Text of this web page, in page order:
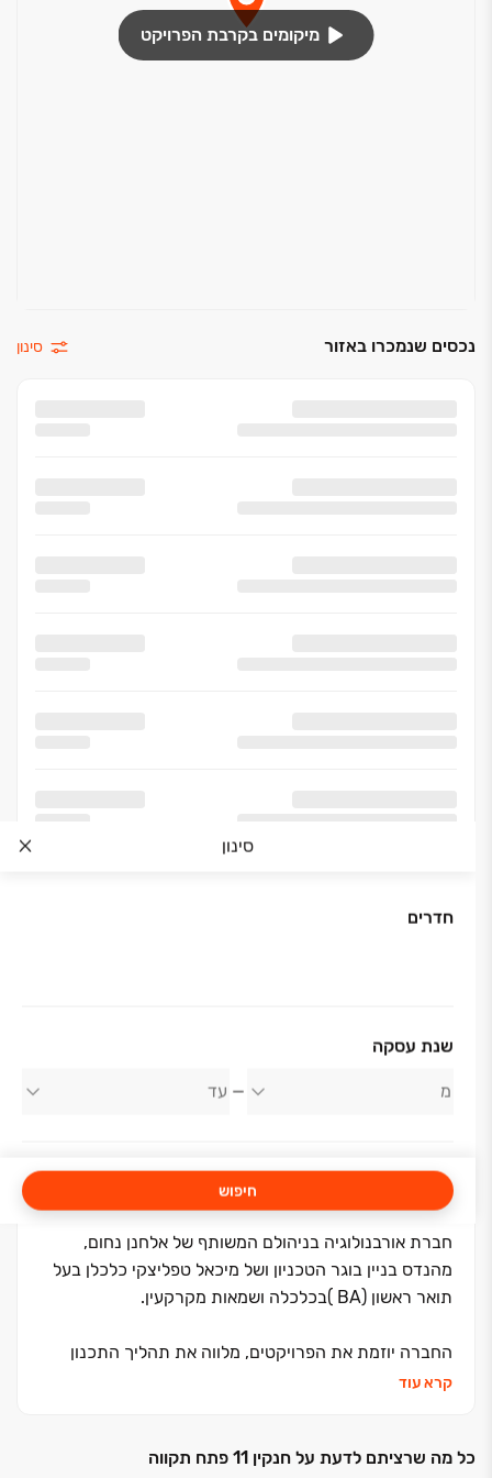
מיקומים בקרבת הפרויקט
נכסים שנמכרו באזור סינון
סינון
חדרים
שנת עסקה
חיפוש
אודות החברה
חברת אורבנולוגיה בע"מ
חברת אורבנולוגיה בניהולם המשותף של אלחנן נחום,
מהנדס בניין בוגר הטכניון ושל מיכאל טפליצקי כלכלן בעל
תואר ראשון (BA )בכלכלה ושמאות מקרקעין.
החברה יוזמת את הפרויקטים, מלווה את תהליך התכנון
ומבצעת את הבנייה של הפרויקטים בעצמה עד למסירת
אורך הדרך בליווי הלקוח, בפיקוח על איכות הבנייה בעמידה
קרא עוד
כל מה שרציתם לדעת על חנקין 11 פתח תקווה